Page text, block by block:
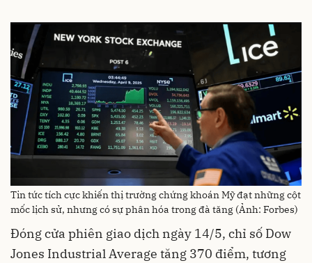
Tin tức tích cực khiến thị trường chứng khoán Mỹ đạt những cột
mốc lịch sử, nhưng có sự phân hóa trong đà tăng (Ảnh: Forbes)
Đóng cửa phiên giao dịch ngày 14/5, chỉ số Dow
Jones Industrial Average tăng 370 điểm, tương